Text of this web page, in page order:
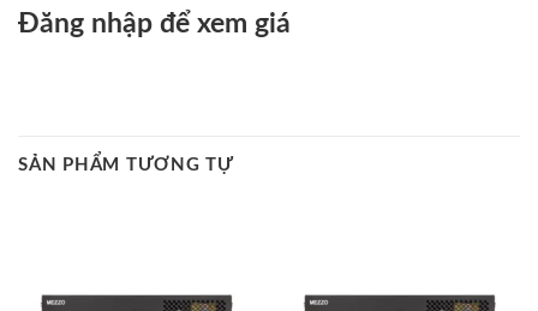
Đăng nhập để xem giá
SẢN PHẨM TƯƠNG TỰ